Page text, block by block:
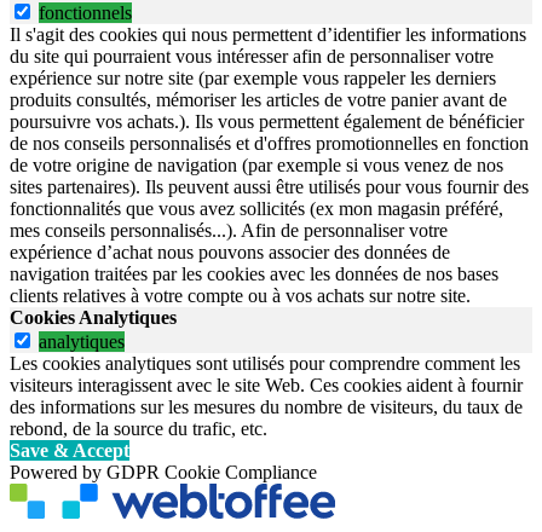
fonctionnels
Il s'agit des cookies qui nous permettent d’identifier les informations
du site qui pourraient vous intéresser afin de personnaliser votre
expérience sur notre site (par exemple vous rappeler les derniers
produits consultés, mémoriser les articles de votre panier avant de
poursuivre vos achats.). Ils vous permettent également de bénéficier
de nos conseils personnalisés et d'offres promotionnelles en fonction
de votre origine de navigation (par exemple si vous venez de nos
sites partenaires). Ils peuvent aussi être utilisés pour vous fournir des
fonctionnalités que vous avez sollicités (ex mon magasin préféré,
mes conseils personnalisés...). Afin de personnaliser votre
expérience d’achat nous pouvons associer des données de
navigation traitées par les cookies avec les données de nos bases
clients relatives à votre compte ou à vos achats sur notre site.
Cookies Analytiques
analytiques
Les cookies analytiques sont utilisés pour comprendre comment les
visiteurs interagissent avec le site Web. Ces cookies aident à fournir
des informations sur les mesures du nombre de visiteurs, du taux de
rebond, de la source du trafic, etc.
Save & Accept
Powered by GDPR Cookie Compliance